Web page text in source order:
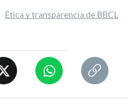
Ética y transparencia de BBCL